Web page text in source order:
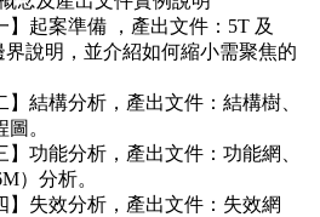
】起案準備 ，產出文件：5T 及
界說明，並介紹如何縮小需聚焦的
】結構分析，產出文件：結構樹、
。
】功能分析，產出文件：功能網、
）分析。
】失效分析，產出文件：失效網